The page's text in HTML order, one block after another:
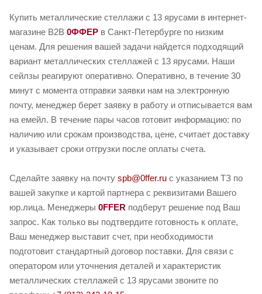
Купить металлические стеллажи с 13 ярусами в интернет-
магазине B2B 0ФФЕР в Санкт-Петербурге по низким
ценам. Для решения вашей задачи найдется подходящий
вариант металлических стеллажей с 13 ярусами. Наши
сейлзы реагируют оперативно. Оперативно, в течение 30
минут с момента отправки заявки нам на электронную
почту, менеджер берет заявку в работу и отписывается вам
на емейл. В течение пары часов готовит информацию: по
наличию или срокам производства, цене, считает доставку
и указывает сроки отгрузки после оплаты счета.
Сделайте заявку на почту spb@0ffer.ru с указанием ТЗ по
вашей закупке и картой партнера с реквизитами Вашего
юр.лица. Менеджеры 0FFER подберут решение под Ваш
запрос. Как только вы подтвердите готовность к оплате,
Ваш менеджер выставит счет, при необходимости
подготовит стандартный договор поставки. Для связи с
оператором или уточнения деталей и характеристик
металлических стеллажей с 13 ярусами звоните по